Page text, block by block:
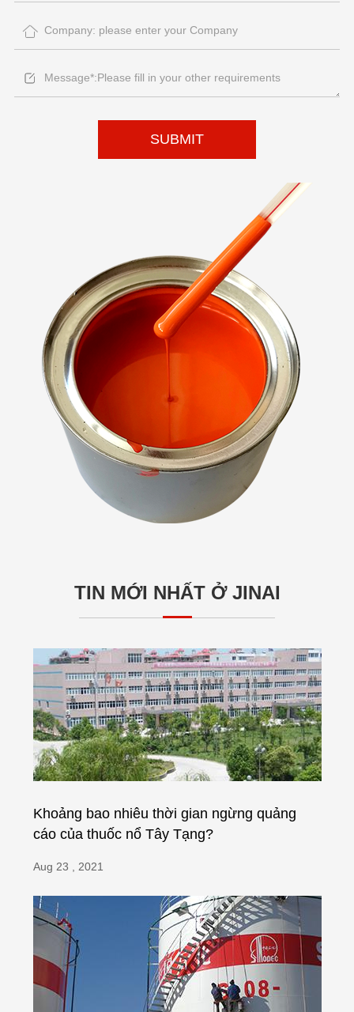
SUBMIT
TIN MỚI NHẤT Ở JINAI
Khoảng bao nhiêu thời gian ngừng quảng
cáo của thuốc nổ Tây Tạng?
Aug 23 , 2021